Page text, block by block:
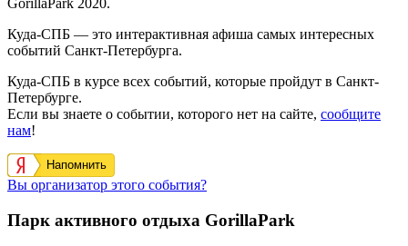
GorillaPark 2020.
Куда-СПБ — это интерактивная афиша самых интересных
событий Санкт-Петербурга.
Куда-СПБ в курсе всех событий, которые пройдут в Санкт-
Петербурге.
Если вы знаете о событии, которого нет на сайте, сообщите
нам!
Напомнить
Вы организатор этого события?
Парк активного отдыха GorillaPark